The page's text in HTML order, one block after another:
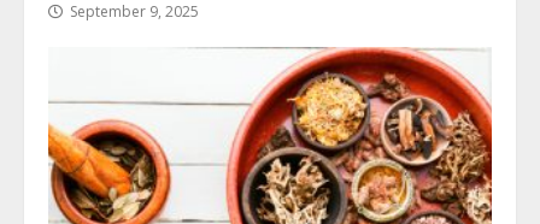
September 9, 2025